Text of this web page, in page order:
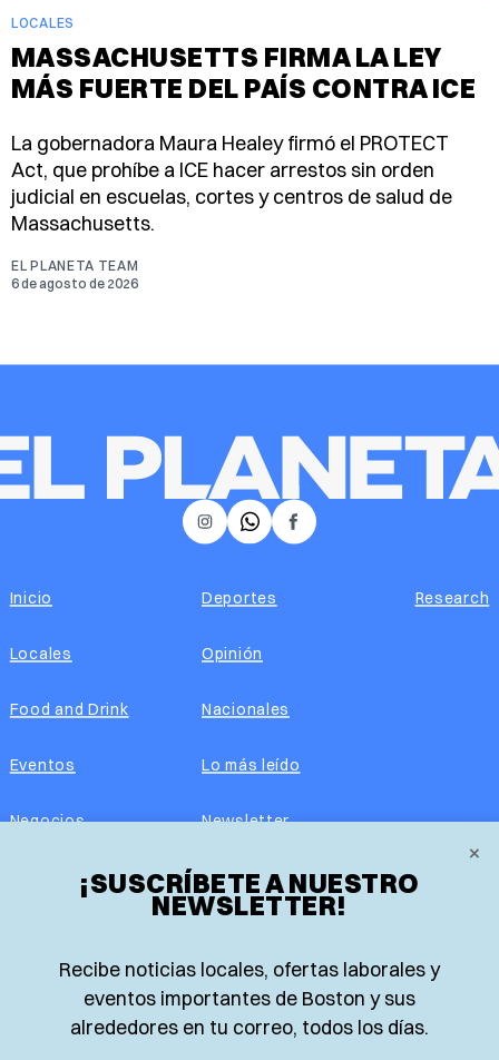
LOCALES
MASSACHUSETTS FIRMA LA LEY
MÁS FUERTE DEL PAÍS CONTRA ICE
La gobernadora Maura Healey firmó el PROTECT
Act, que prohíbe a ICE hacer arrestos sin orden
judicial en escuelas, cortes y centros de salud de
Massachusetts.
EL PLANETA TEAM
6 de agosto de 2026
×
¡SUSCRÍBETE A NUESTRO
NEWSLETTER!
Recibe noticias locales, ofertas laborales y
eventos importantes de Boston y sus
alrededores en tu correo, todos los días.
𝕏 Facebook
Instagram
Inicio
Locales
Food and Drink
Eventos
Negocios
Real Estate
Guía de Recursos
Deportes
Opinión
Nacionales
Lo más leído
Newsletter
Edición impresa
Advertise with us
Research